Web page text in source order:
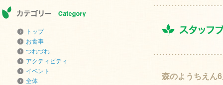
トップ
お食事
つれづれ
アクティビティ
イベント
全体
森のようちえ